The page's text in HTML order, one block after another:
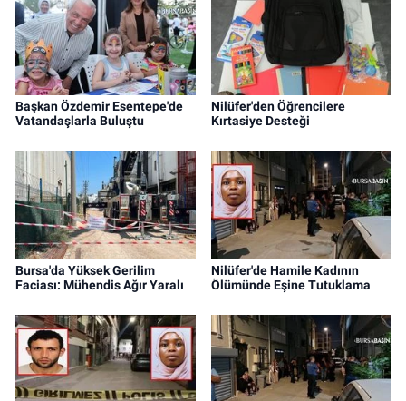
Başkan Özdemir Esentepe'de
Vatandaşlarla Buluştu
Nilüfer'den Öğrencilere
Kırtasiye Desteği
Bursa'da Yüksek Gerilim
Faciası: Mühendis Ağır Yaralı
Nilüfer'de Hamile Kadının
Ölümünde Eşine Tutuklama